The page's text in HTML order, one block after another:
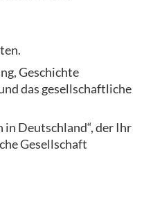
Geschichte
das gesellschaftliche
in Deutschland“, der Ihr
Gesellschaft